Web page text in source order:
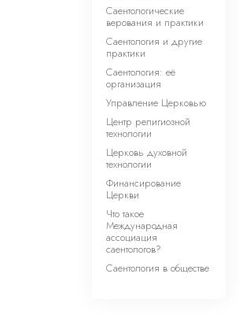
Саентологические
верования и практики
Саентология и другие
практики
Саентология: её
организация
Управление Церковью
Центр религиозной
технологии
Церковь духовной
технологии
Финансирование
Церкви
Что такое
Международная
ассоциация
саентологов?
Саентология в обществе